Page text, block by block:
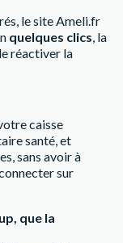
le site Ameli.fr
quelques clics, la
réactiver la
caisse
santé, et
sans avoir à
sur
que la